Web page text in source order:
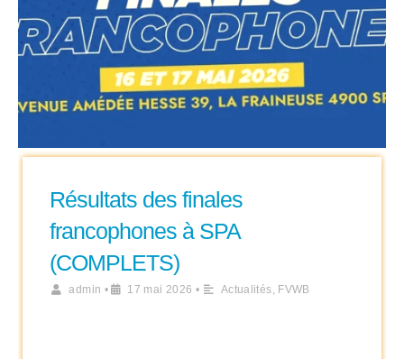
Résultats des finales
francophones à SPA
(COMPLETS)
admin • 17 mai 2026 • Actualités, FVWB